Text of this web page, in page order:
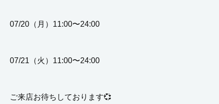
07/20（月）11:00〜24:00
07/21（火）11:00〜24:00
ご来店お待ちしております💞